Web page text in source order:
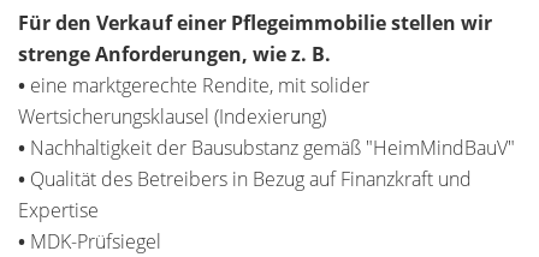
Für den Verkauf einer Pflegeimmobilie stellen wir
strenge Anforderungen, wie z. B.
• eine marktgerechte Rendite, mit solider
Wertsicherungsklausel (Indexierung)
• Nachhaltigkeit der Bausubstanz gemäß "HeimMindBauV"
• Qualität des Betreibers in Bezug auf Finanzkraft und
Expertise
• MDK-Prüfsiegel